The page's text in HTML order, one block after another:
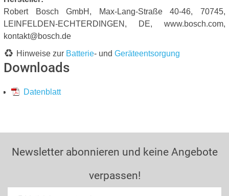
Robert Bosch GmbH, Max-Lang-Straße 40-46, 70745,
LEINFELDEN-ECHTERDINGEN, DE, www.bosch.com,
kontakt@bosch.de
Hinweise zur Batterie- und Geräteentsorgung
Downloads
Datenblatt
Newsletter abonnieren und keine Angebote
verpassen!